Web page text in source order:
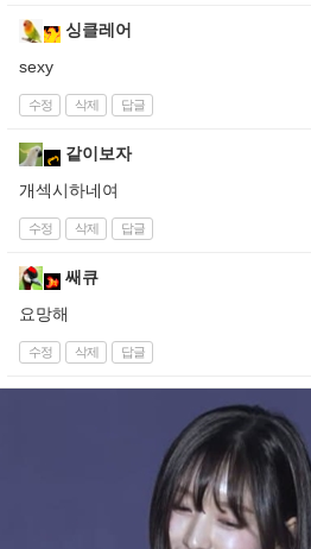
싱클레어
sexy
수정 삭제 답글
같이보자
개섹시하네여
수정 삭제 답글
쌔큐
요망해
수정 삭제 답글